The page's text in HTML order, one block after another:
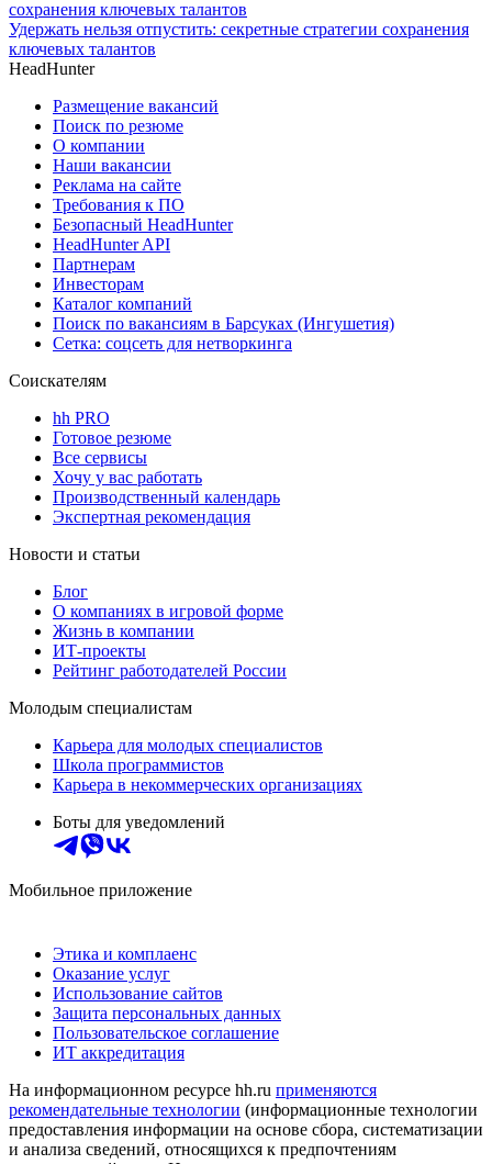
Удержать нельзя отпустить: секретные стратегии сохранения
ключевых талантов
HeadHunter
Размещение вакансий
Поиск по резюме
О компании
Наши вакансии
Реклама на сайте
Требования к ПО
Безопасный HeadHunter
HeadHunter API
Партнерам
Инвесторам
Каталог компаний
Поиск по вакансиям в Барсуках (Ингушетия)
Сетка: соцсеть для нетворкинга
Соискателям
hh PRO
Готовое резюме
Все сервисы
Хочу у вас работать
Производственный календарь
Экспертная рекомендация
Новости и статьи
Блог
О компаниях в игровой форме
Жизнь в компании
ИТ-проекты
Рейтинг работодателей России
Молодым специалистам
Карьера для молодых специалистов
Школа программистов
Карьера в некоммерческих организациях
Боты для уведомлений
Мобильное приложение
Этика и комплаенс
Оказание услуг
Использование сайтов
Защита персональных данных
Пользовательское соглашение
ИТ аккредитация
На информационном ресурсе hh.ru применяются
рекомендательные технологии (информационные технологии
предоставления информации на основе сбора, систематизации
и анализа сведений, относящихся к предпочтениям